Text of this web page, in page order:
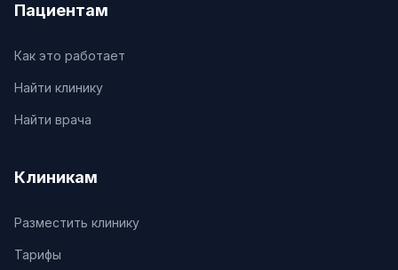
Пациентам
Как это работает
Найти клинику
Найти врача
Клиникам
Разместить клинику
Тарифы